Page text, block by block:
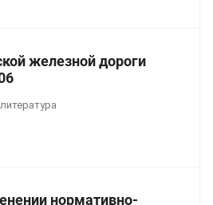
железной дороги
нормативно-